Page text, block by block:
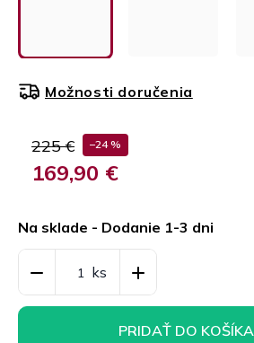
225 € –24 %
169,90 €
cena:
Na sklade - Dodanie 1-3 dni
Možnosti doručenia
PRIDAŤ DO KOŠÍKA